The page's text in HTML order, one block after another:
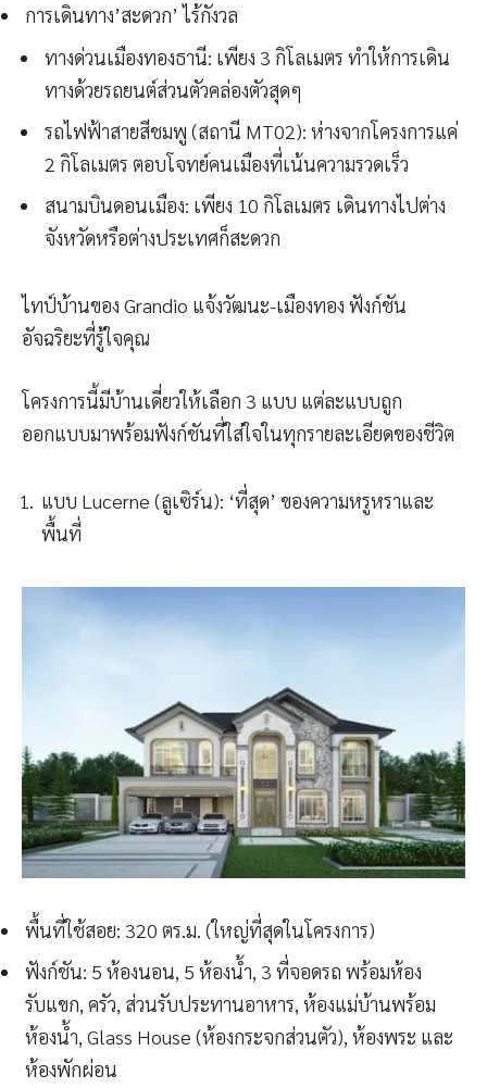
การเดินทาง’สะดวก’ ไร้กังวล
ทางด่วนเมืองทองธานี: เพียง 3 กิโลเมตร ทำให้การเดิน
ทางด้วยรถยนต์ส่วนตัวคล่องตัวสุดๆ
รถไฟฟ้าสายสีชมพู (สถานี MT02): ห่างจากโครงการแค่
2 กิโลเมตร ตอบโจทย์คนเมืองที่เน้นความรวดเร็ว
สนามบินดอนเมือง: เพียง 10 กิโลเมตร เดินทางไปต่าง
จังหวัดหรือต่างประเทศก็สะดวก
ไทป์บ้านของ Grandio แจ้งวัฒนะ-เมืองทอง ฟังก์ชัน
อัจฉริยะที่รู้ใจคุณ
โครงการนี้มีบ้านเดี่ยวให้เลือก 3 แบบ แต่ละแบบถูก
ออกแบบมาพร้อมฟังก์ชันที่ใส่ใจในทุกรายละเอียดของชีวิต
แบบ Lucerne (ลูเซิร์น): ‘ที่สุด’ ของความหรูหราและ
พื้นที่
พื้นที่ใช้สอย: 320 ตร.ม. (ใหญ่ที่สุดในโครงการ)
ฟังก์ชัน: 5 ห้องนอน, 5 ห้องน้ำ, 3 ที่จอดรถ พร้อมห้อง
รับแขก, ครัว, ส่วนรับประทานอาหาร, ห้องแม่บ้านพร้อม
ห้องน้ำ, Glass House (ห้องกระจกส่วนตัว), ห้องพระ และ
ห้องพักผ่อน